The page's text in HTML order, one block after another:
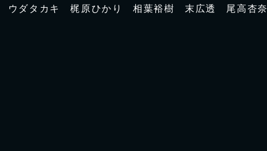
ダタカキ 梶原ひかり 相葉裕樹 末広透 尾高杏奈